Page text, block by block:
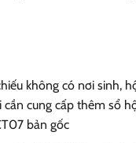
không có nơi sinh,
cần cung cấp thêm sổ
bản gốc